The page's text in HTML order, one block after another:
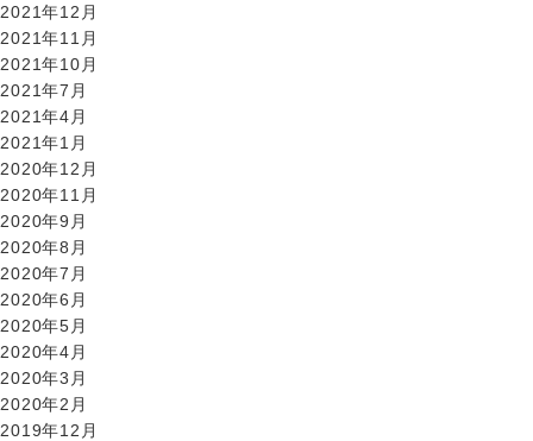
2021年12月
2021年11月
2021年10月
2021年7月
2021年4月
2021年1月
2020年12月
2020年11月
2020年9月
2020年8月
2020年7月
2020年6月
2020年5月
2020年4月
2020年3月
2020年2月
2019年12月